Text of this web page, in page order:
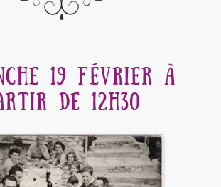
19 FÉVRIER À
DE 12H30